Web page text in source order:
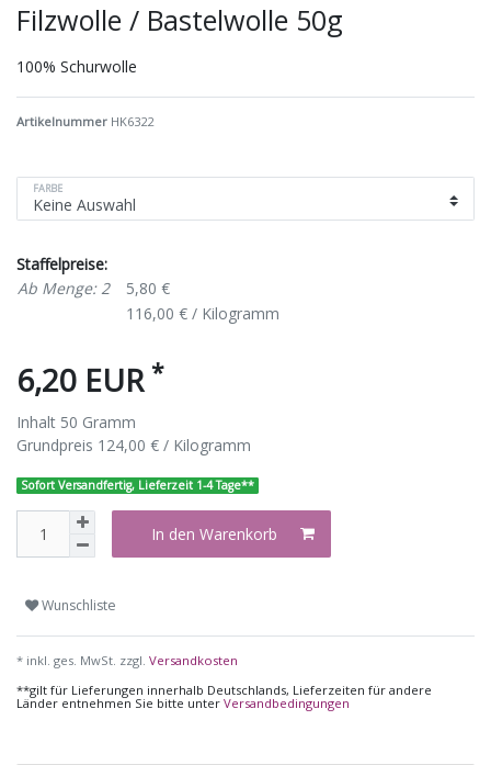
Filzwolle / Bastelwolle 50g
100% Schurwolle
Artikelnummer HK6322
FARBE
Staffelpreise:
Ab Menge: 2
5,80 €
116,00 € / Kilogramm
6,20 EUR *
Inhalt 50 Gramm
Grundpreis 124,00 € / Kilogramm
Sofort Versandfertig, Lieferzeit 1-4 Tage**
In den Warenkorb
Wunschliste
* inkl. ges. MwSt. zzgl. Versandkosten
**gilt für Lieferungen innerhalb Deutschlands, Lieferzeiten für andere
Länder entnehmen Sie bitte unter Versandbedingungen